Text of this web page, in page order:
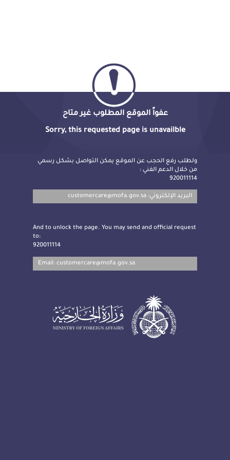
عفواً الموقع المطلوب غير متاح
Sorry, this requested page is unavailble
ولطلب رفع الحجب عن الموقع يمكن التواصل بشكل رسمي
من خلال الدعم الفني :
920011114
البريد الإلكتروني: customercare@mofa.gov.sa
And to unlock the page. You may send and official request
to:
920011114
Email: customercare@mofa.gov.sa